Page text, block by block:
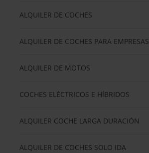
ALQUILER DE COCHES
ALQUILER DE COCHES PARA EMPRESAS
ALQUILER DE MOTOS
COCHES ELÉCTRICOS E HÍBRIDOS
ALQUILER COCHE LARGA DURACIÓN
ALQUILER DE COCHES SOLO IDA